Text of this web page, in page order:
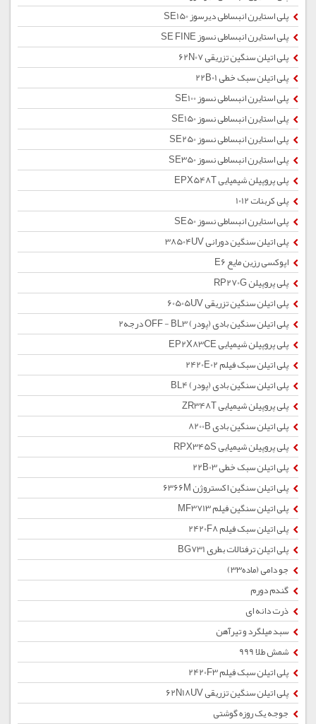
پلی استایرن انبساطی دیرسوز SE150
پلی استایرن انبساطی نسوز SE FINE
پلی اتیلن سنگین تزریقی 62N07
پلی اتیلن سبک خطی 22B01
پلی استایرن انبساطی نسوز SE100
پلی استایرن انبساطی نسوز SE150
پلی استایرن انبساطی نسوز SE250
پلی استایرن انبساطی نسوز SE350
پلی پروپیلن شیمیایی EPX548T
پلی کربنات 1012
پلی استایرن انبساطی نسوز SE50
پلی اتیلن سنگین دورانی 38504UV
اپوکسی رزین مایع E6
پلی پروپیلن RP270G
پلی اتیلن سنگین تزریقی 60505UV
پلی اتیلن سنگین بادی (پودر) OFF - BL3 درجه2
پلی پروپیلن شیمیایی EP2X83CE
پلی اتیلن سبک فیلم 2420E02
پلی اتیلن سنگین بادی (پودر) BL4
پلی پروپیلن شیمیایی ZR348T
پلی اتیلن سنگین بادی 8200B
پلی پروپیلن شیمیایی RPX345S
پلی اتیلن سبک خطی 22B03
پلی اتیلن سنگین اکستروژن 6366M
پلی اتیلن سنگین فیلم MF3713
پلی اتیلن سبک فیلم 2420F8
پلی اتیلن ترفتالات بطری BG731
جو دامی (ماده33)
گندم دورم
ذرت دانه ای
سبد میلگرد و تیرآهن
شمش طلا 999
پلی اتیلن سبک فیلم 2420F3
پلی اتیلن سنگین تزریقی 62N18UV
جوجه یک روزه گوشتی